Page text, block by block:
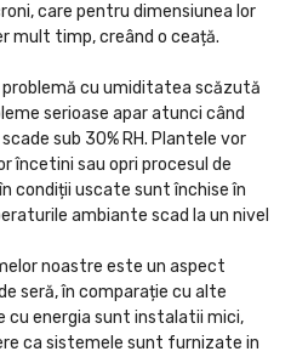
care pentru dimensiunea lor
mult timp, creând o ceață.
cu umiditatea scăzută
serioase apar atunci când
sub 30% RH. Plantele vor
încetini sau opri procesul de
condiții uscate sunt închise în
ambiante scad la un nivel
noastre este un aspect
seră, în comparație cu alte
cu energia sunt instalatii mici,
ca sistemele sunt furnizate in